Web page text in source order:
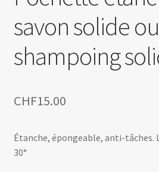
savon solide ou
shampoing
CHF15.00
Étanche, épongeable, anti-tâches.
30°